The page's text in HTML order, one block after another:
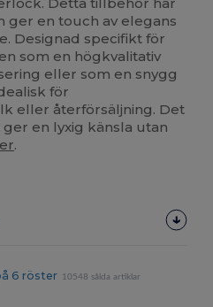
Detta tillbehör har
ger en touch av elegans
Designad specifikt för
som en högkvalitativ
eller som en snygg
för
eller återförsäljning. Det
en lyxig känsla utan
.
6 röster 10548 sålda artiklar